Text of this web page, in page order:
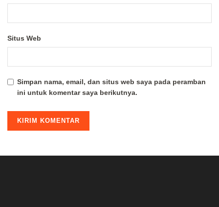
Situs Web
Simpan nama, email, dan situs web saya pada peramban
ini untuk komentar saya berikutnya.